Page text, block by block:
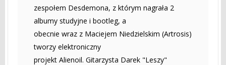
zespołem Desdemona, z którym nagrała 2
albumy studyjne i bootleg, a
obecnie wraz z Maciejem Niedzielskim (Artrosis)
tworzy elektroniczny
projekt Alienoil. Gitarzysta Darek "Leszy"